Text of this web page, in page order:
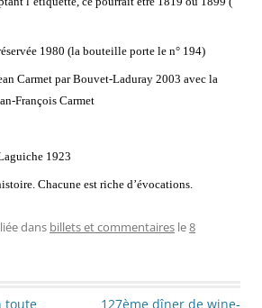
1980 (la bouteille porte le n° 194)
Carmet par Bouvet-Laduray 2003 avec la
François Carmet
1923
Chacune est riche d’évocations.
dans billets et commentaires le8
toute 127ème dîner de wine-